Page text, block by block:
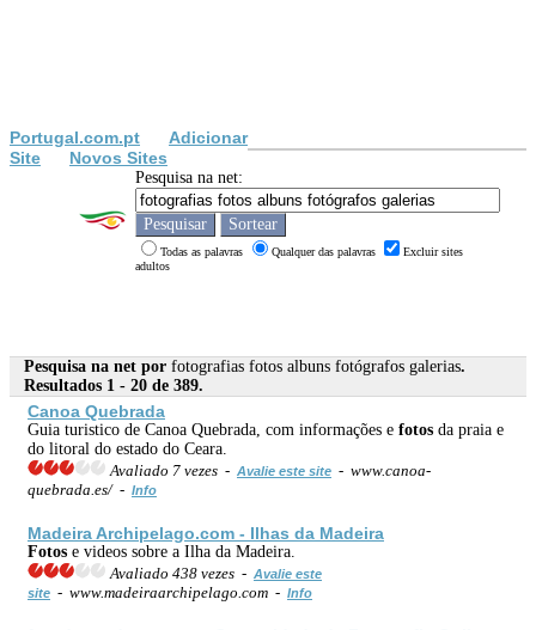
Portugal.com.pt
Adicionar
Site
Novos Sites
Pesquisa na net:
Todas as palavras Qualquer das palavras
Excluir sites
adultos
Pesquisa na net por fotografias fotos albuns fotógrafos galerias.
Resultados 1 - 20 de 389.
Canoa Quebrada
Guia turistico de Canoa Quebrada, com informações e fotos da praia e
do litoral do estado do Ceara.
Avaliado 7 vezes - Avalie este site - www.canoa-
quebrada.es/ - Info
Madeira Archipelago.com - Ilhas da Madeira
Fotos e videos sobre a Ilha da Madeira.
Avaliado 438 vezes - Avalie este
site - www.madeiraarchipelago.com - Info